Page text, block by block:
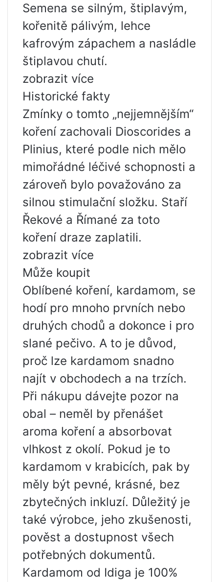
Semena se silným, štiplavým,
kořenitě pálivým, lehce
kafrovým zápachem a nasládle
štiplavou chutí.
zobrazit více
Historické fakty
Zmínky o tomto „nejjemnějším“
koření zachovali Dioscorides a
Plinius, které podle nich mělo
mimořádné léčivé schopnosti a
zároveň bylo považováno za
silnou stimulační složku. Staří
Řekové a Římané za toto
koření draze zaplatili.
zobrazit více
Může koupit
Oblíbené koření, kardamom, se
hodí pro mnoho prvních nebo
druhých chodů a dokonce i pro
slané pečivo. A to je důvod,
proč lze kardamom snadno
najít v obchodech a na trzích.
Při nákupu dávejte pozor na
obal – neměl by přenášet
aroma koření a absorbovat
vlhkost z okolí. Pokud je to
kardamom v krabicích, pak by
měly být pevné, krásné, bez
zbytečných inkluzí. Důležitý je
také výrobce, jeho zkušenosti,
pověst a dostupnost všech
potřebných dokumentů.
Kardamom od Idiga je 100%